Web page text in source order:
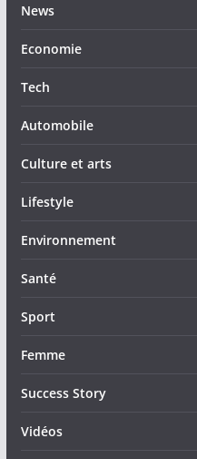
News
Economie
Tech
Automobile
Culture et arts
Lifestyle
Environnement
Santé
Sport
Femme
Success Story
Vidéos